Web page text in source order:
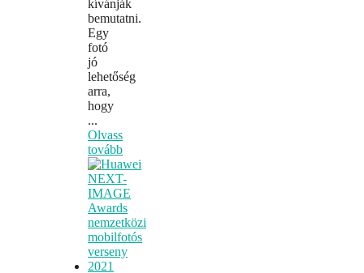
kívánják
bemutatni.
Egy
fotó
jó
lehetőség
arra,
hogy
...
Olvass
tovább